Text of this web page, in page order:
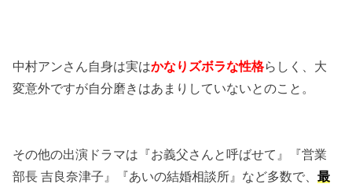
中村アンさん自身は実はかなりズボラな性格らしく、大
変意外ですが自分磨きはあまりしていないとのこと。
その他の出演ドラマは『お義父さんと呼ばせて』『営業
部長 吉良奈津子』『あいの結婚相談所』など多数で、最